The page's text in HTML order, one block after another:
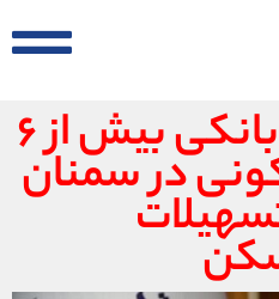
انعقاد قرارداد بانکی بیش از ۶
در سمنان